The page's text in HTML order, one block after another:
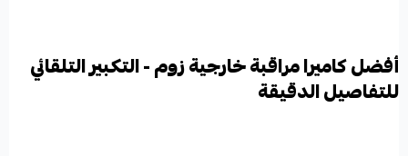
أفضل كاميرا مراقبة خارجية زوم - التكبير التلقائي
للتفاصيل الدقيقة